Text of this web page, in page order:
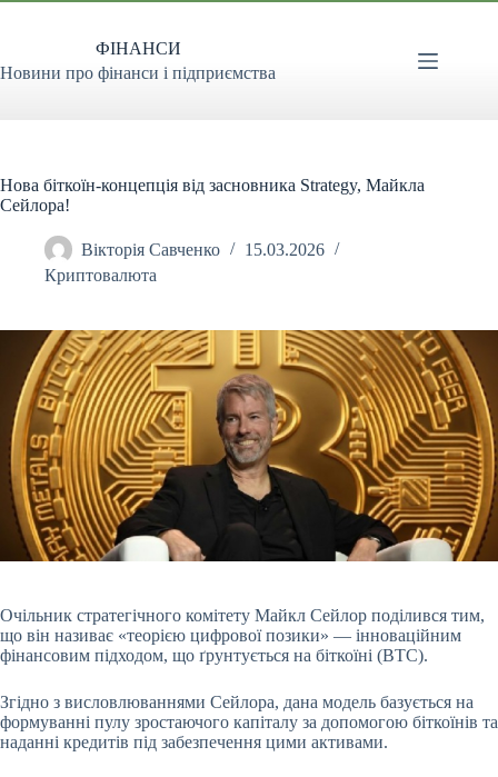
Перейти
ФІНАНСИ
Новини про фінанси і підприємства
Нова біткоїн-концепція від засновника Strategy, Майкла
Сейлора!
Вікторія Савченко
15.03.2026
Криптовалюта
Очільник стратегічного комітету Майкл Сейлор поділився тим,
що він називає «теорією цифрової позики» — інноваційним
фінансовим підходом, що ґрунтується на біткоїні (BTC).
Згідно з висловлюваннями Сейлора, дана модель базується на
формуванні пулу зростаючого капіталу за допомогою біткоїнів та
наданні кредитів під забезпечення цими активами.